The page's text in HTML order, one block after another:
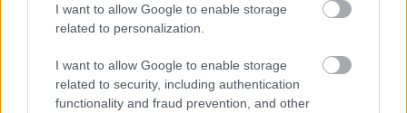
I want to allow Google to enable storage
related to personalization.
I want to allow Google to enable storage
related to security, including authentication
functionality and fraud prevention, and other